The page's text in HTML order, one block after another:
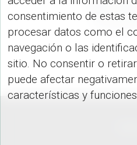
consentimiento de estas
procesar datos como el
navegación o las
sitio. No consentir o
puede afectar
características y
para
Cocina